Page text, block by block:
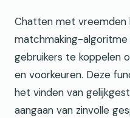
Chatten met vreemden
matchmaking-
gebruikers te koppelen
en voorkeuren. Deze
het vinden van
aangaan van zinvolle